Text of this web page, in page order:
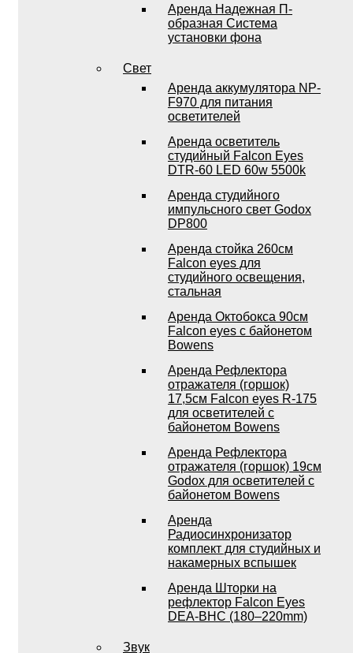
Аренда Надежная П-
образная Система
установки фона
Свет
Аренда аккумулятора NP-
F970 для питания
осветителей
Аренда осветитель
студийный Falcon Eyes
DTR-60 LED 60w 5500k
Аренда студийного
импульсного свет Godox
DP800
Аренда стойка 260см
Falcon eyes для
студийного освещения,
стальная
Аренда Октобокса 90см
Falcon eyes с байонетом
Bowens
Аренда Рефлектора
отражателя (горшок)
17,5см Falcon eyes R-175
для осветителей с
байонетом Bowens
Аренда Рефлектора
отражателя (горшок) 19см
Godox для осветителей с
байонетом Bowens
Аренда
Радиосинхронизатор
комплект для студийных и
накамерных вспышек
Аренда Шторки на
рефлектор Falcon Eyes
DEA-BHC (180–220mm)
Звук